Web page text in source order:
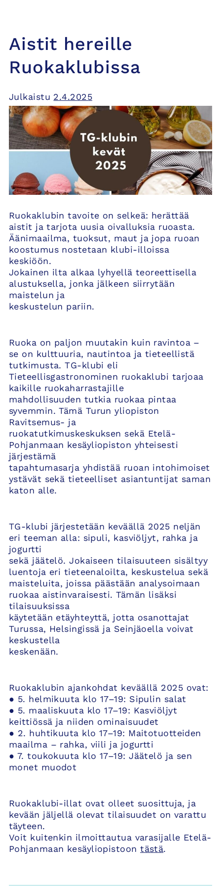
Aistit hereille
Ruokaklubissa
Julkaistu 2.4.2025
Ruokaklubin tavoite on selkeä: herättää
aistit ja tarjota uusia oivalluksia ruoasta.
Äänimaailma, tuoksut, maut ja jopa ruoan
koostumus nostetaan klubi-illoissa
keskiöön.
Jokainen ilta alkaa lyhyellä teoreettisella
alustuksella, jonka jälkeen siirrytään
maistelun ja
keskustelun pariin.
Ruoka on paljon muutakin kuin ravintoa –
se on kulttuuria, nautintoa ja tieteellistä
tutkimusta. TG-klubi eli
Tieteellisgastronominen ruokaklubi tarjoaa
kaikille ruokaharrastajille
mahdollisuuden tutkia ruokaa pintaa
syvemmin. Tämä Turun yliopiston
Ravitsemus- ja
ruokatutkimuskeskuksen sekä Etelä-
Pohjanmaan kesäyliopiston yhteisesti
järjestämä
tapahtumasarja yhdistää ruoan intohimoiset
ystävät sekä tieteelliset asiantuntijat saman
katon alle.
TG-klubi järjestetään keväällä 2025 neljän
eri teeman alla: sipuli, kasviöljyt, rahka ja
jogurtti
sekä jäätelö. Jokaiseen tilaisuuteen sisältyy
luentoja eri tieteenaloilta, keskustelua sekä
maisteluita, joissa päästään analysoimaan
ruokaa aistinvaraisesti. Tämän lisäksi
tilaisuuksissa
käytetään etäyhteyttä, jotta osanottajat
Turussa, Helsingissä ja Seinjäoella voivat
keskustella
keskenään.
Ruokaklubin ajankohdat keväällä 2025 ovat:
● 5. helmikuuta klo 17–19: Sipulin salat
● 5. maaliskuuta klo 17–19: Kasviöljyt
keittiössä ja niiden ominaisuudet
● 2. huhtikuuta klo 17–19: Maitotuotteiden
maailma – rahka, viili ja jogurtti
● 7. toukokuuta klo 17–19: Jäätelö ja sen
monet muodot
Ruokaklubi-illat ovat olleet suosittuja, ja
kevään jäljellä olevat tilaisuudet on varattu
täyteen.
Voit kuitenkin ilmoittautua varasijalle Etelä-
Pohjanmaan kesäyliopistoontästä.